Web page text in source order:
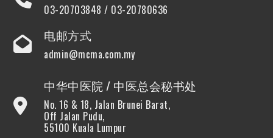
03-20703848 / 03-20780636
电邮方式
admin@mcma.com.my
中华中医院 / 中医总会秘书处
No. 16 & 18, Jalan Brunei Barat,
Off Jalan Pudu,
55100 Kuala Lumpur